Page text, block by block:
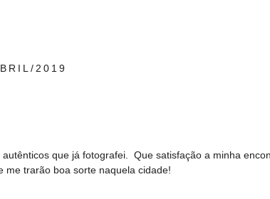
2019
que já fotografei. Que satisfação a minha
me trarão boa sorte naquela cidade!